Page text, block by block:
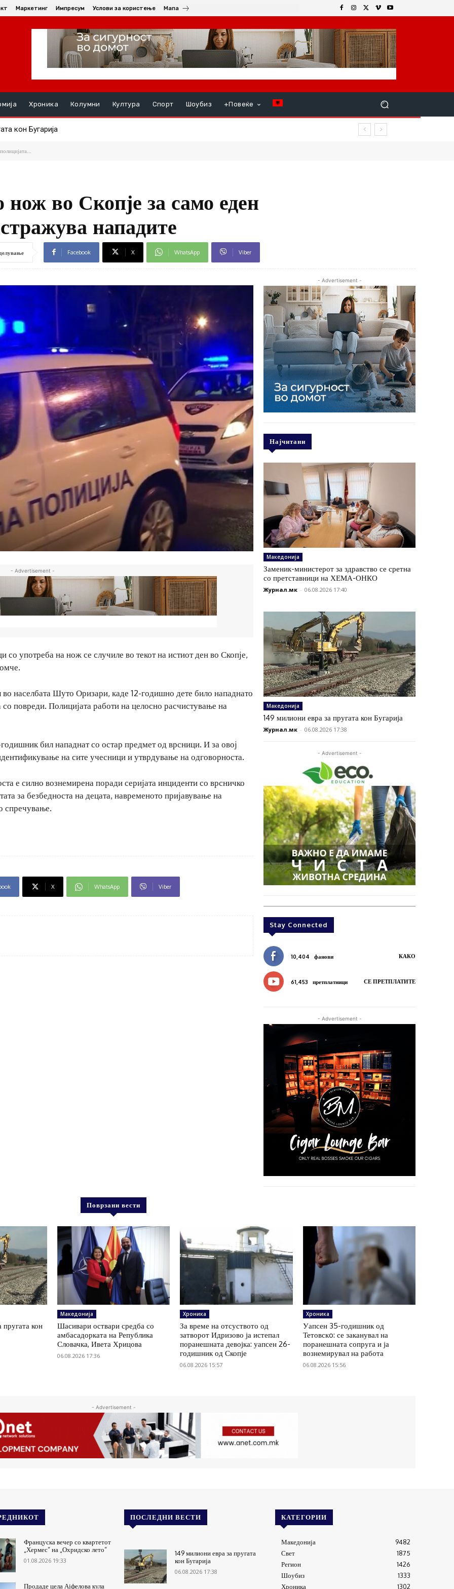
Маркетинг Импресум Услови за користење Мапа
Хроника Колумни Култура Спорт Шоубиз +Повеќе
кон Бугарија
со амбасадорката на Република Словачка, Ивета Хрицова
нож во Скопје за само еден
нападите
Facebook X WhatsApp Viber
- Advertisement -
употреба на нож се случиле во текот на истиот ден во Скопје,
населбата Шуто Оризари, каде 12-годишно дете било нападнато
повреди. Полицијата работи на целосно расчистување на
бил нападнат со остар предмет од врсници. И за овој
на сите учесници и утврдување на одговорноста.
е силно вознемирена поради серијата инциденти со врсничко
за безбедноста на децата, навременото пријавување на
спречување.
X WhatsApp Viber
- Advertisement -
Најчитани
Македонија
Заменик-министерот за здравство се сретна
со претставници на ХЕМА-ОНКО
Журнал.мк - 06.08.2026 17:40
Македонија
149 милиони евра за пругата кон Бугарија
Журнал.мк - 06.08.2026 17:38
- Advertisement -
Stay Connected
10,404 фанови КАКО
61,453 претплатници СЕ ПРЕТПЛАТИТЕ
- Advertisement -
Поврзани вести
пругата кон
Македонија
Шасивари оствари средба со
амбасадорката на Република
Словачка, Ивета Хрицова
06.08.2026 17:36
Хроника
За време на отсуството од
затворот Идризово ја истепал
поранешната девојка: уапсен 26-
годишник од Скопје
06.08.2026 15:57
Хроника
Уапсен 35-годишник од
Тетовскo: се заканувал на
поранешната сопруга и ја
вознемирувал на работа
06.08.2026 15:56
- Advertisement -
Француска вечер со квартетот
„Хермес“ на „Охридско лето“
01.08.2026 19:33
Продаде цела Ајфелова кула
ПОСЛЕДНИ ВЕСТИ
149 милиони евра за пругата
кон Бугарија
06.08.2026 17:38
КАТЕГОРИИ
Македонија
9482
Свет
1875
Регион
1426
Шоубиз
1333
Хроника
1302